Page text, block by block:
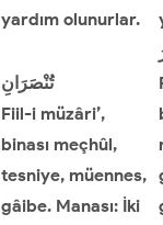
yardım olunurlar.
تُنْصَرَانِ
Fiil-i müzâri’,
binası meçhûl,
tesniye, müennes,
gâibe. Manası: İki